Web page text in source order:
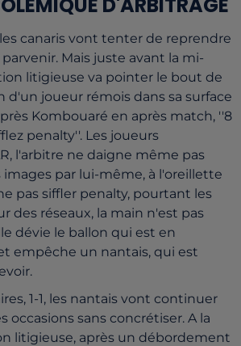
canaris vont tenter de reprendre
Mais juste avant la mi-
litigieuse va pointer le bout de
d'un joueur rémois dans sa surface
Kombouaré en après match, ''8
penalty''. Les joueurs
l'arbitre ne daigne même pas
images par lui-même, à l'oreillette
pas siffler penalty, pourtant les
des réseaux, la main n'est pas
dévie le ballon qui est en
empêche un nantais, qui est
1-1, les nantais vont continuer
occasions sans concrétiser. A la
litigieuse, après un débordement